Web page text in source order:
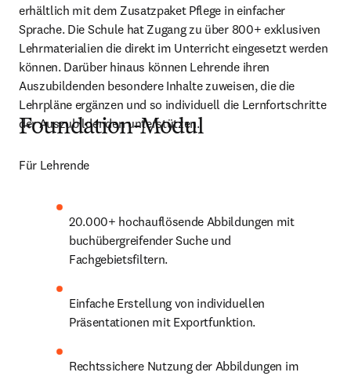
erhältlich mit dem Zusatzpaket Pflege in einfacher
Sprache. Die Schule hat Zugang zu über 800+ exklusiven
Lehrmaterialien die direkt im Unterricht eingesetzt werden
können. Darüber hinaus können Lehrende ihren
Auszubildenden besondere Inhalte zuweisen, die die
Lehrpläne ergänzen und so individuell die Lernfortschritte
der Auszubildenden unterstützen.
Foundation-Modul
Für Lehrende
20.000+ hochauflösende Abbildungen mit
buchübergreifender Suche und
Fachgebietsfiltern.
Einfache Erstellung von individuellen
Präsentationen mit Exportfunktion.
Rechtssichere Nutzung der Abbildungen im